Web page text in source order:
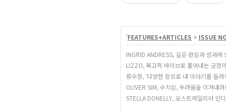
'FEATURES+ARTICLES > ISSUE
INGRID ANDRESS, 깊은 관심과 성과
LIZZO, 복고적 바이브로 풀어내는 긍정
류수정, ‘다양한 장르로 내 이야기를 들려
OLIVER SIM, 수치심, 두려움을 이겨내
STELLA DONELLY, 오스트레일리아 인